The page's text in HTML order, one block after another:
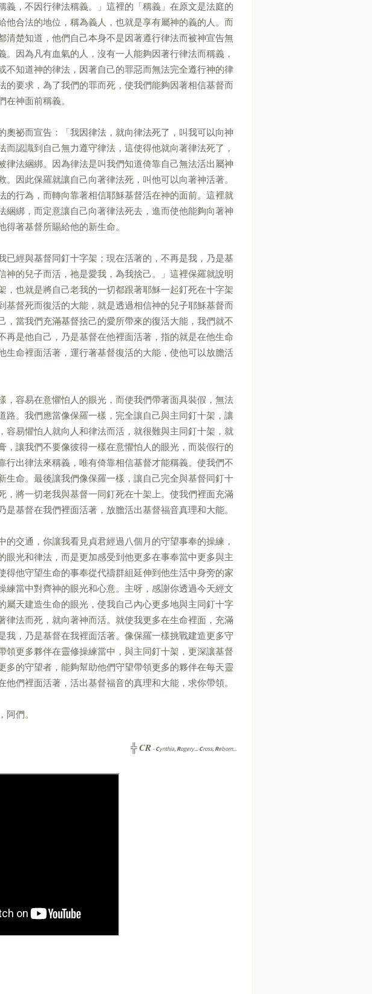
，不因行律法稱義。」這裡的「稱義」在原文是法庭的
他合法的地位，稱為義人，也就是享有屬神的義的人。而
楚知道，他們自己本身不是因著遵行律法而被神宣告無
因為凡有血氣的人，沒有一人能夠因著行律法而稱義，
不知道神的律法，因著自己的罪惡而無法完全遵行神的律
要求，為了我們的罪而死，使我們能夠因著相信基督而
神面前稱義。
奧祕而宣告：「我因律法，就向律法死了，叫我可以向神
認識到自己無力遵守律法，這使得他就向著律法死了，
法綑綁。因為律法是叫我們知道倚靠自己無法活出屬神
因此保羅就讓自己向著律法死，叫他可以向著神活著。
行為，而轉向靠著相信耶穌基督活在神的面前。這裡就
綁，而定意讓自己向著律法死去，進而使他能夠向著神
著基督所賜給他的新生命。
已經與基督同釘十字架；現在活著的，不再是我，乃是基
的兒子而活，祂是愛我，為我捨己。」這裡保羅就說明
，也就是將自己老我的一切都跟著耶穌一起釘死在十字架
督死而復活的大能，就是透過相信神的兒子耶穌基督而
當我們充滿基督捨己的愛所帶來的復活大能，我們就不
是他自己，乃是基督在他裡面活著，指的就是在他生命
命裡面活著，運行著基督復活的大能，使他可以放膽活
，容易在意懼怕人的眼光，而使我們帶著面具裝假，無法
路。我們應當像保羅一樣，完全讓自己與主同釘十架，讓
易懼怕人就向人和律法而活，就很難與主同釘十架，就
讓我們不要像彼得一樣在意懼怕人的眼光，而裝假行的
出律法來稱義，唯有倚靠相信基督才能稱義。使我們不
命。最後讓我們像保羅一樣，讓自己完全與基督同釘十
將一切老我與基督一同釘死在十架上。使我們裡面充滿
基督在我們裡面活著，放膽活出基督福音真理和大能。
交通，你讓我看見貞君經過八個月的守望事奉的操練，
光和律法，而是更加感受到他更多在事奉當中更多與主
得他守望生命的事奉從代禱群組延伸到他生活中身旁的家
練當中對齊神的眼光和心意。主呀，感謝你透過今天經文
屬天建造生命的眼光，使我自己內心更多地與主同釘十字
法而死，就向著神而活。就使我更多在生命裡面，充滿
，乃是基督在我裡面活著。像保羅一樣挑戰建造更多守
更多夥伴在靈修操練當中，與主同釘十架，更深讓基督
的守望者，能夠幫助他們守望帶領更多的夥伴在每天靈
們裡面活著，活出基督福音的真理和大能，求你帶領。
們。
╬CR -Cynthia, Rogery... Cross, Reborn...